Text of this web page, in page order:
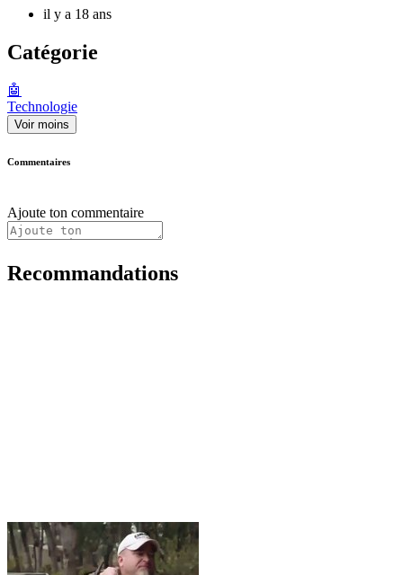
il y a 18 ans
Catégorie
🤖
Technologie
Voir moins
Commentaires
Ajoute ton commentaire
Recommandations